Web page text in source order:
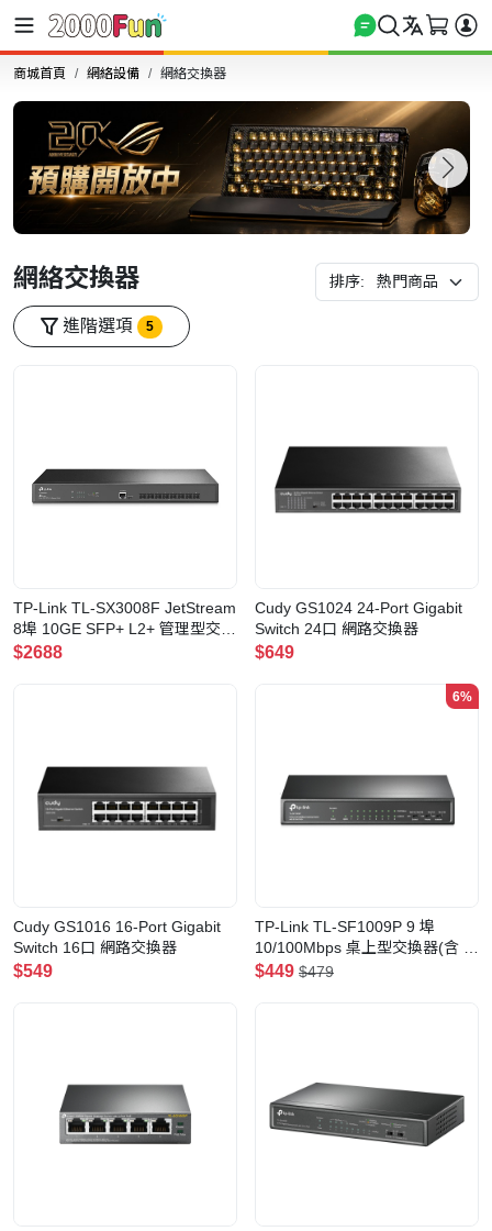
商城首頁 網絡設備 網絡交換器
網絡交換器 排序:
進階選項 5
TP-Link TL-SX3008F JetStream
8埠 10GE SFP+ L2+ 管理型交換
器
$2688
Cudy GS1024 24-Port Gigabit
Switch 24口 網路交換器
$649
Cudy GS1016 16-Port Gigabit
Switch 16口 網路交換器
$549
6%
TP-Link TL-SF1009P 9 埠
10/100Mbps 桌上型交換器(含 8
埠 PoE+)
$449 $479